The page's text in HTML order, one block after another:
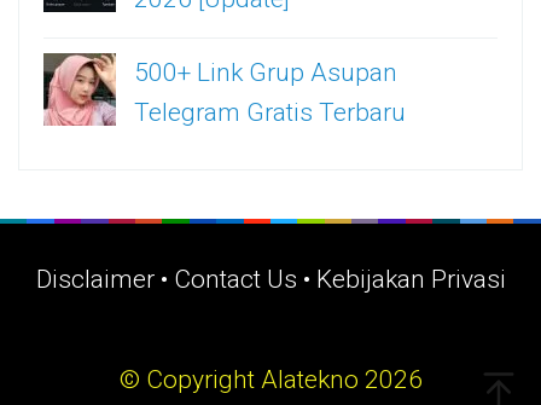
500+ Link Grup Asupan
Telegram Gratis Terbaru
Disclaimer• Contact Us • Kebijakan Privasi
© Copyright Alatekno 2026